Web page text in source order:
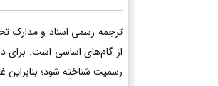
ترجمه رسمی اسناد و مدارک
از گام‌های اساسی است. برای
رسمیت شناخته شود؛ بنابراین